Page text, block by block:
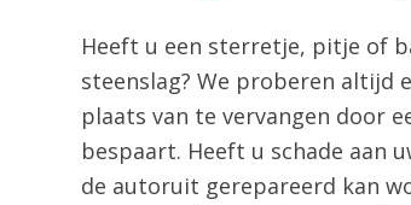
Heeft u een sterretje, pitje of
steenslag? We proberen
plaats van te vervangen door
bespaart. Heeft u schade aan
de autoruit gerepareerd kan